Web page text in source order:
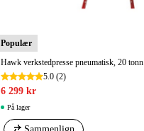
Populær
Hawk verkstedpresse pneumatisk, 20 tonn
5.0(2)
6 299 kr
På lager